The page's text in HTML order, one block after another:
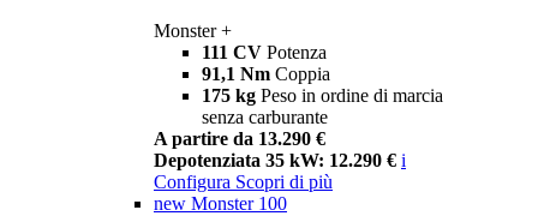
Monster +
111 CV Potenza
91,1 Nm Coppia
175 kg Peso in ordine di marcia
senza carburante
A partire da 13.290 €
Depotenziata 35 kW: 12.290 € i
Configura Scopri di più
new Monster 100